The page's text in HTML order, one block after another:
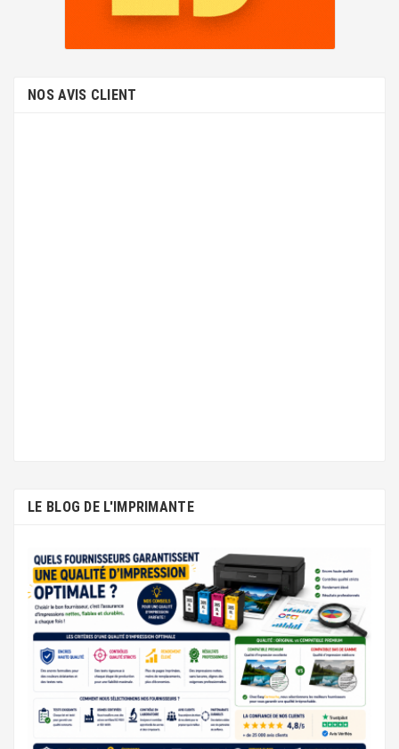
NOS AVIS CLIENT
LE BLOG DE L'IMPRIMANTE